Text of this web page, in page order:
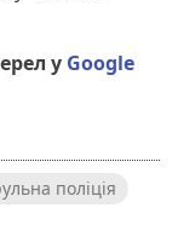
у Google
поліція